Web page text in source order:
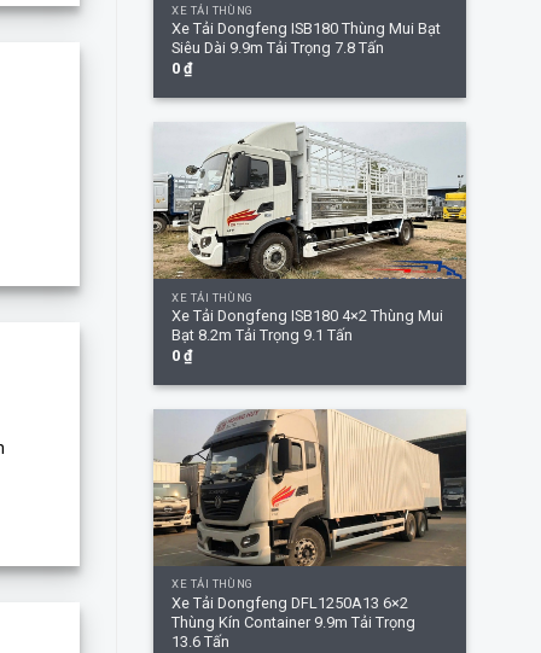
XE TẢI THÙNG
Xe Tải Dongfeng ISB180 Thùng Mui Bạt
Siêu Dài 9.9m Tải Trọng 7.8 Tấn
0₫
+
XE TẢI THÙNG
Xe Tải Dongfeng ISB180 4×2 Thùng Mui
Bạt 8.2m Tải Trọng 9.1 Tấn
0₫
XE TẢI THÙNG
Xe Tải Dongfeng DFL1250A13 6×2
Thùng Kín Container 9.9m Tải Trọng
13.6 Tấn